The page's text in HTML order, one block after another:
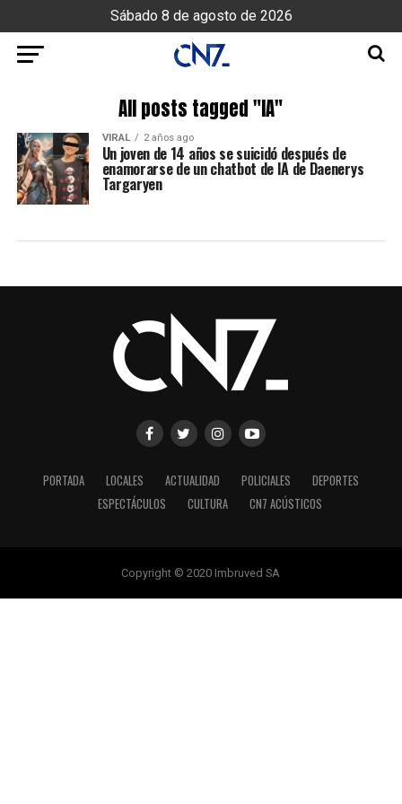
Sábado 8 de agosto de 2026
All posts tagged "IA"
VIRAL 2 años ago
Un joven de 14 años se suicidó después de
enamorarse de un chatbot de IA de Daenerys
Targaryen
PORTADA LOCALES ACTUALIDAD POLICIALES
DEPORTES
ESPECTÁCULOS
CULTURA CN7 ACÚSTICOS
Copyright © 2020 Imbruved SA